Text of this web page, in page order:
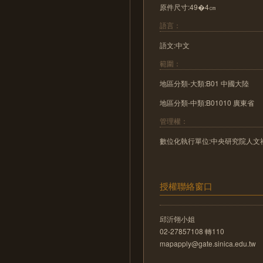
原件尺寸:49�4㎝
語言：
語文:中文
範圍：
地區分類-大類:B01 中國大陸
地區分類-中類:B01010 廣東省
管理權：
數位化執行單位:中央研究院人
授權聯絡窗口
邱沂翎小姐
02-27857108 轉110
mapapply@gate.sinica.edu.tw